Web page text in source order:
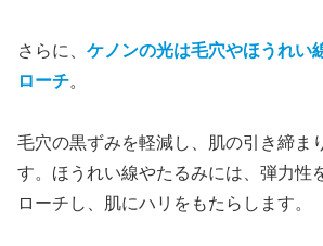
さらに、 ケノンの光は毛穴やほうれい
ローチ。
毛穴の黒ずみを軽減し、肌の引き締ま
す。ほうれい線やたるみには、弾力性
ローチし、肌にハリをもたらします。